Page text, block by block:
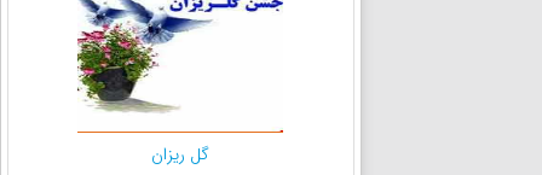
گل ریزان